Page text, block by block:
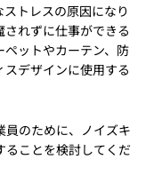
トレスの原因になり
れずに仕事ができる
ットやカーテン、防
デザインに使用する
員のために、ノイズキ
ることを検討してくだ